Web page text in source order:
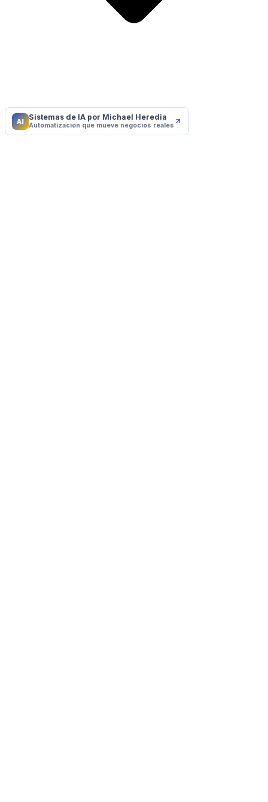
AI Sistemas de IA por Michael Heredia
Automatizacion que mueve negocios reales